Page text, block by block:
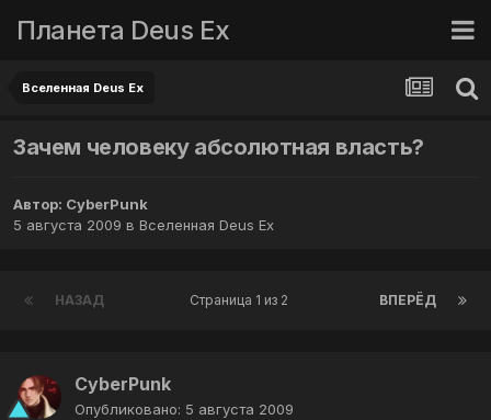
Планета Deus Ex
Вселенная Deus Ex
Зачем человеку абсолютная власть?
Автор: CyberPunk
5 августа 2009 в Вселенная Deus Ex
НАЗАД ВПЕРЁД
Страница 1 из 2
CyberPunk
Опубликовано: 5 августа 2009